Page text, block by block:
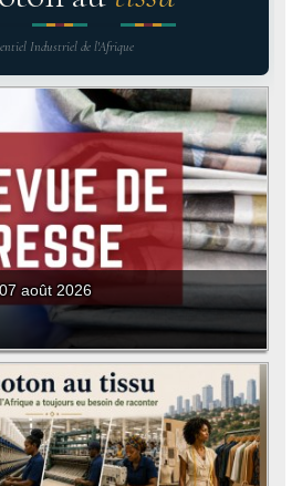
Industriel de l'Afrique
août 2026